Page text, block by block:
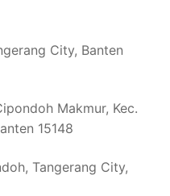
City, Banten
Makmur, Kec.
15148
Tangerang City,